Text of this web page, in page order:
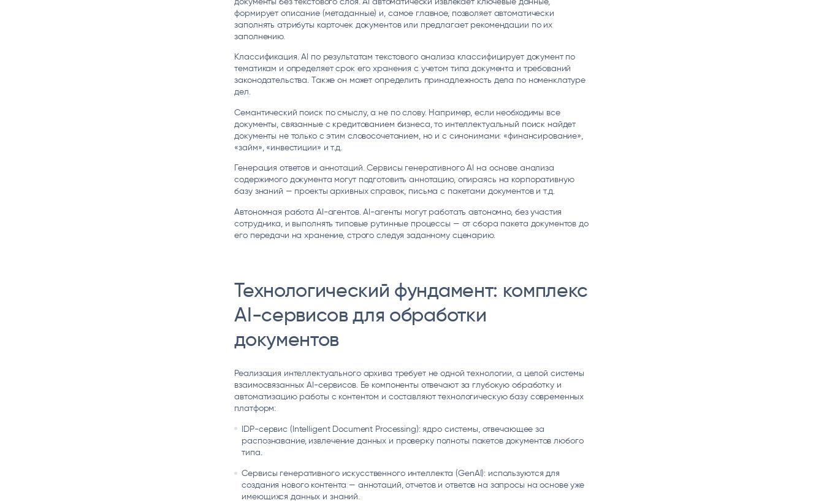
формирует описание (метаданные) и, самое главное, позволяет автоматически
заполнять атрибуты карточек документов или предлагает рекомендации по их
заполнению.
Классификация. AI по результатам текстового анализа классифицирует документ по
тематикам и определяет срок его хранения с учетом типа документа и требований
законодательства. Также он может определить принадлежность дела по номенклатуре
дел.
Семантический поиск по смыслу, а не по слову. Например, если необходимы все
документы, связанные с кредитованием бизнеса, то интеллектуальный поиск найдет
документы не только с этим словосочетанием, но и с синонимами: «финансирование»,
«займ», «инвестиции» и т.д.
Генерация ответов и аннотаций. Сервисы генеративного AI на основе анализа
содержимого документа могут подготовить аннотацию, опираясь на корпоративную
базу знаний — проекты архивных справок, письма с пакетами документов и т.д.
Автономная работа AI-агентов. AI-агенты могут работать автономно, без участия
сотрудника, и выполнять типовые рутинные процессы — от сбора пакета документов до
его передачи на хранение, строго следуя заданному сценарию.
Технологический фундамент: комплекс
AI-сервисов для обработки
документов
Реализация интеллектуального архива требует не одной технологии, а целой системы
взаимосвязанных AI-сервисов. Ее компоненты отвечают за глубокую обработку и
автоматизацию работы с контентом и составляют технологическую базу современных
платформ:
IDP-сервис (Intelligent Document Processing): ядро системы, отвечающее за
распознавание, извлечение данных и проверку полноты пакетов документов любого
типа.
Сервисы генеративного искусственного интеллекта (GenAI): используются для
создания нового контента — аннотаций, отчетов и ответов на запросы на основе уже
имеющихся данных и знаний.